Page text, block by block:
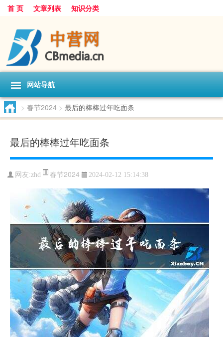
首 页 文章列表 知识分类
网站导航
> 春节2024 > 最后的棒棒过年吃面条
最后的棒棒过年吃面条
网友:zhd 春节2024 2024-02-12 15:14:38